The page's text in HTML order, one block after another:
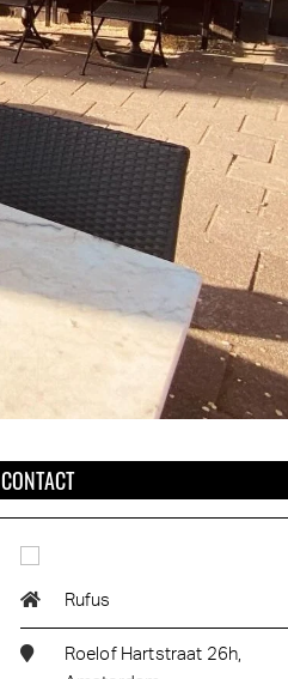
CONTACT
Rufus
Roelof Hartstraat 26h,